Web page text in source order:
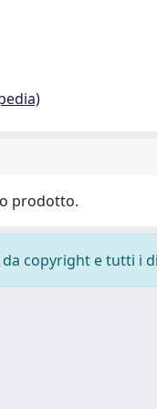
prodotto.
copyright e tutti i